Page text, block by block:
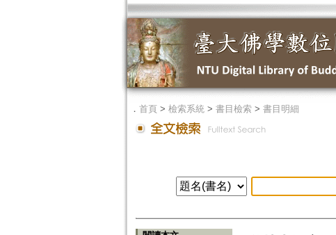
． 首頁> 檢索系統> 書目檢索> 書目明細